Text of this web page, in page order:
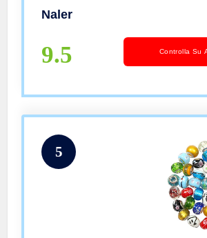
Decorazioni Natalizie,
Naler
9.5 Controlla Su
5